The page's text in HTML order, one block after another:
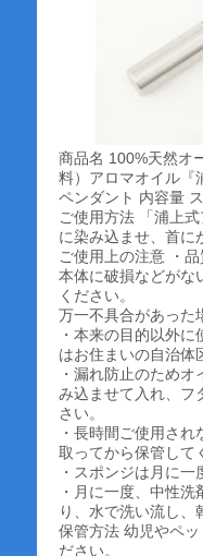
商品名 100%天然オ
料）アロマオイル『
ペンダント 内容量
ご使用方法 「浦上
に染み込ませ、首に
ご使用上の注意 ・
本体に破損などがな
ください。
万一不具合があった
・本来の目的以外
はお住まいの自治体
・漏れ防止のため
み込ませて入れ、フ
さい。
・長時間ご使用さ
取ってから保管して
・スポンジは月に一
・月に一度、中性
り、水で洗い流し、
保管方法 幼児やペ
ださい。